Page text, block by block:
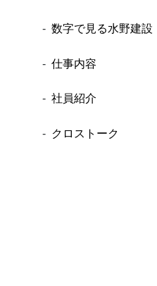
数字で見る水野建設
仕事内容
社員紹介
クロストーク